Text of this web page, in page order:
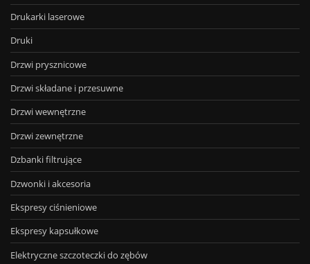
Drukarki laserowe
Druki
Drzwi prysznicowe
Drzwi składane i przesuwne
Drzwi wewnętrzne
Drzwi zewnętrzne
Dzbanki filtrujące
Dzwonki i akcesoria
Ekspresy ciśnieniowe
Ekspresy kapsułkowe
Elektryczne szczoteczki do zębów